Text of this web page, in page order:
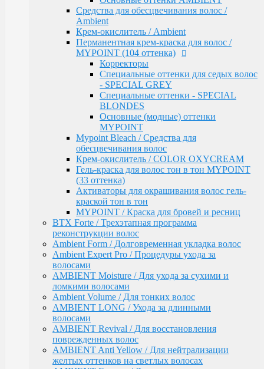
MYCARE VOLUME / Для тонких волос
MYPOINT COLOR CARE / Для светлых волос
Mycare COLOR / Для окрашенных волос
MYWAVES / Перманентная завивка для волос
MYPOINT SERVICE / Технический ассортимент
для работы в салоне
MYTREAT / Трихологическая серия
MAN.CODE / Мужская серия
STYLE.UP / Средства для стайлинга
АКСЕССУАРЫ
ADAPTO POWER / восстановления и укрепления
волос
LAMINATION SYSTEM
Окрашивание и осветление
КРЕМ-КРАСКА COLORSHADE
Осветление
Окисляющая эмульсия
Гель-краска Colordream
Оттеночные муссы
SHAPE WAVE / Химическая завивка
НАБОРЫ EPICA
Уход за кожей рук / Крем-мыло, Крем для рук
Styling
TOTAL CARE / Уход и защита
SPECIAL / Особенный уход
SKIN BALANCE| / Регулирование работы сальных
желез
SILK WAVES / Ежедневный уход за вьющимися
волосами
HEMP THERAPY ORGANIC / Для роста волос
MEN'S / Мужская серия
COLD BLOND / Уход для blond
KERATIN PRO / Реконструкция и восстановление
Средства для обесцвечивания волос /
Ambient
Крем-окислитель / Ambient
Перманентная крем-краска для волос /
MYPOINT (104 оттенка)
Корректоры
Специальные оттенки для седых волос
- SPECIAL GREY
Специальные оттенки - SPECIAL
BLONDES
Основные (модные) оттенки
MYPOINT
Mypoint Bleach / Средства для
обесцвечивания волос
Крем-окислитель / COLOR OXYCREAM
Гель-краска для волос тон в тон MYPOINT
(33 оттенка)
Активаторы для окрашивания волос гель-
краской тон в тон
MYPOINT / Краска для бровей и ресниц
BTX Forte / Трехэтапная программа
реконструкции волос
Ambient Form / Долговременная укладка волос
Ambient Expert Pro / Процедуры ухода за
волосами
AMBIENT Moisture / Для ухода за сухими и
ломкими волосами
Ambient Volume / Для тонких волос
AMBIENT LONG / Ухода за длинными
волосами
AMBIENT Revival / Для восстановления
поврежденных волос
AMBIENT Anti Yellow / Для нейтрализации
желтых оттенков на светлых волосах